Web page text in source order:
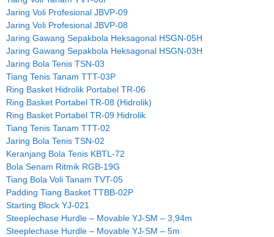
Jaring Voli Profesional JBVP-09
Jaring Voli Profesional JBVP-08
Jaring Gawang Sepakbola Heksagonal HSGN-05H
Jaring Gawang Sepakbola Heksagonal HSGN-03H
Jaring Bola Tenis TSN-03
Tiang Tenis Tanam TTT-03P
Ring Basket Hidrolik Portabel TR-06
Ring Basket Portabel TR-08 (Hidrolik)
Ring Basket Portabel TR-09 Hidrolik
Tiang Tenis Tanam TTT-02
Jaring Bola Tenis TSN-02
Keranjang Bola Tenis KBTL-72
Bola Senam Ritmik RGB-19G
Tiang Bola Voli Tanam TVT-05
Padding Tiang Basket TTBB-02P
Starting Block YJ-021
Steeplechase Hurdle – Movable YJ-SM – 3,94m
Steeplechase Hurdle – Movable YJ-SM – 5m